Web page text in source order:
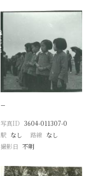
−
写真ID 3604-011307-0
駅 なし 路線 なし
撮影日 不明